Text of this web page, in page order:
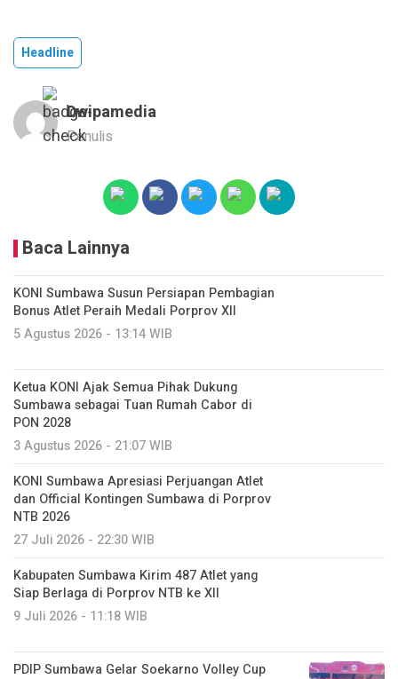
Headline
Dwipamedia
Penulis
Baca Lainnya
KONI Sumbawa Susun Persiapan Pembagian
Bonus Atlet Peraih Medali Porprov XII
5 Agustus 2026 - 13:14 WIB
Ketua KONI Ajak Semua Pihak Dukung
Sumbawa sebagai Tuan Rumah Cabor di
PON 2028
3 Agustus 2026 - 21:07 WIB
KONI Sumbawa Apresiasi Perjuangan Atlet
dan Official Kontingen Sumbawa di Porprov
NTB 2026
27 Juli 2026 - 22:30 WIB
Kabupaten Sumbawa Kirim 487 Atlet yang
Siap Berlaga di Porprov NTB ke XII
9 Juli 2026 - 11:18 WIB
PDIP Sumbawa Gelar Soekarno Volley Cup